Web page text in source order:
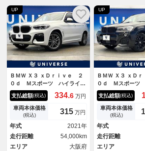
UP
ＢＭＷ Ｘ３ ｘＤｒｉｖｅ ２
０ｄ Ｍスポーツ ハイライン
ＰＫＧ ヘッドアップディスプ
レイ 純正１９インチアルミ
革シート レーダークルーズコ
ントロール メモリーシート
全周囲カメラ パワーバックド
ア 禁煙車 ｂｌｕｅｔｏｏｔ
ｈ再生 ＥＴＣ
支払総額(税込) 334.6 万円
車両本体価格
(税込) 315 万円
年式
2021年
走行距離
54,000km
エリア
大阪府
UP
ＢＭＷ Ｘ３ ｘＤ
０ｄ Ｍスポーツ
ル 純正１８イン
スポーツシート
クルーズコントロ
カメラ シートヒ
リーシート パワ
ア デュアルオー
ＨＩＤヘッド
支払総額(税込)
車両本体価格
(税込)
年式
走行距離
エリア